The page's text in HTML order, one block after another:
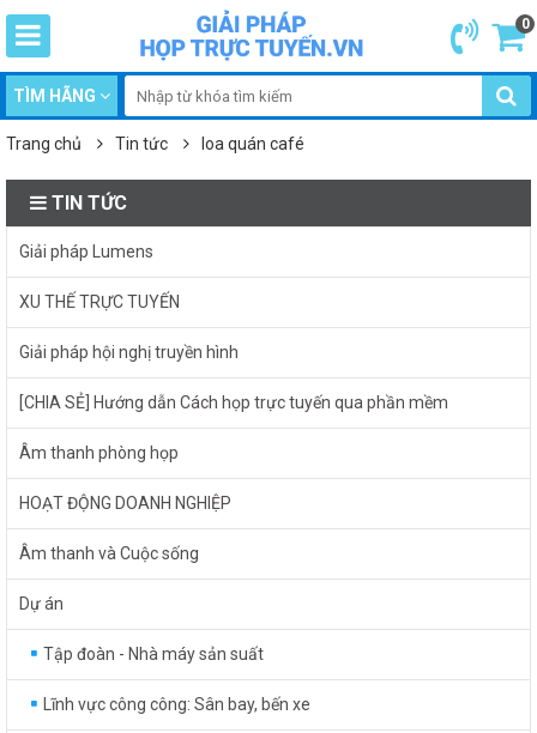
0
TÌM HÃNG
Trang chủ Tin tức loa quán café
TIN TỨC
Giải pháp Lumens
XU THẾ TRỰC TUYẾN
Giải pháp hội nghị truyền hình
[CHIA SẺ] Hướng dẫn Cách họp trực tuyến qua phần mềm
Âm thanh phòng họp
HOẠT ĐỘNG DOANH NGHIỆP
Âm thanh và Cuộc sống
Dự án
Tập đoàn - Nhà máy sản suất
Lĩnh vực công công: Sân bay, bến xe